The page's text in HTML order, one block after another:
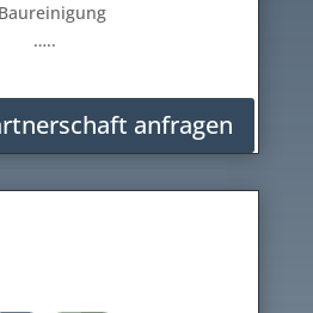
…..
anfragen